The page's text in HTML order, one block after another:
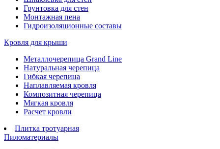
Грунтовка для стен
Монтажная пена
Гидроизоляционные составы
Кровля для крыши
Металлочерепица Grand Line
Натуральная черепица
Гибкая черепица
Наплавляемая кровля
Композитная черепица
Мягкая кровля
Расчет кровли
Плитка тротуарная
Пиломатериалы